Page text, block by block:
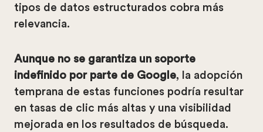
tipos de datos estructurados cobra más
relevancia.
Aunque no se garantiza un soporte
indefinido por parte de Google, la adopción
temprana de estas funciones podría resultar
en tasas de clic más altas y una visibilidad
mejorada en los resultados de búsqueda.